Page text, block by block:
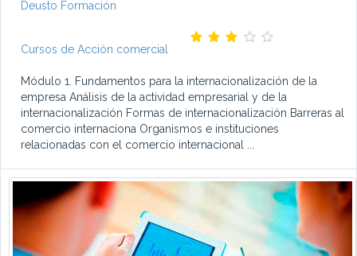
Deusto Formación
Cursos de Acción comercial
Módulo 1. Fundamentos para la internacionalización de la
empresa Análisis de la actividad empresarial y de la
internacionalización Formas de internacionalización Barreras al
comercio internaciona Organismos e instituciones
relacionadas con el comercio internacional ...